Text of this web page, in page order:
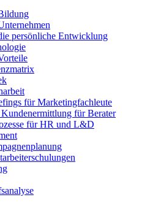
persönliche Entwicklung
für Marketingfachleute
für Berater
für HR und L&D